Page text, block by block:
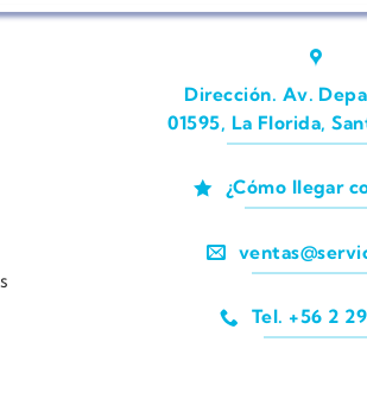
Dirección. Av.
01595, La Florida,
¿Cómo llegar
Tel. +56 2